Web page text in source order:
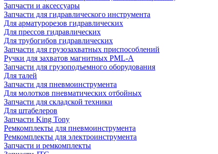
Запчасти и аксессуары
Запчасти для гидравлического инструмента
Для арматурорезов гидравлических
Для прессов гидравлических
Для трубогибов гидравлических
Запчасти для грузозахватных приспособлений
Ручки для захватов магнитных PML-A
Запчасти для грузоподъемного оборудования
Для талей
Запчасти для пневмоинструмента
Для молотков пневматических отбойных
Запчасти для складской техники
Для штабелеров
Запчасти King Tony
Ремкомплекты для пневмоинструмента
Ремкомплекты для электроинструмента
Запчасти и ремкомплекты